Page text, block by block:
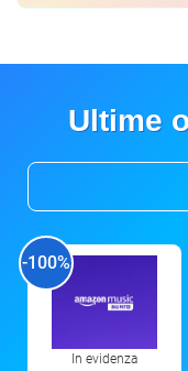
Ultime
-100%
In evidenza